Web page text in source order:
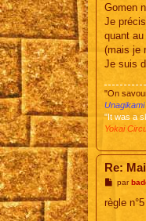
Gomen
Je
quant
(mais je
Je suis
"On
"It was a
Yokai
Re:
M
s
s
par
règle